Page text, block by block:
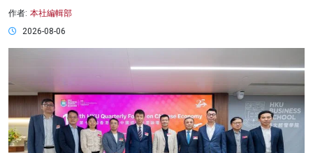
作者: 本社編輯部
2026-08-06